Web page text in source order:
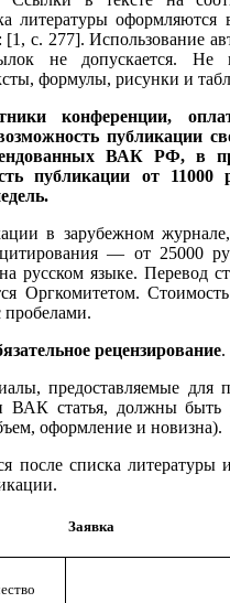
литературы оформляются
[1, с. 277]. Использование
не допускается. Не
формулы, рисунки и
конференции,
публикации
ВАК РФ, в
публикации от 11000
в зарубежном
— от 25000
русском языке. Перевод
Оргкомитетом.
пробелами.
рецензирование.
предоставляемые для
ВАК статья, должны быть
оформление и новизна).
после списка литературы